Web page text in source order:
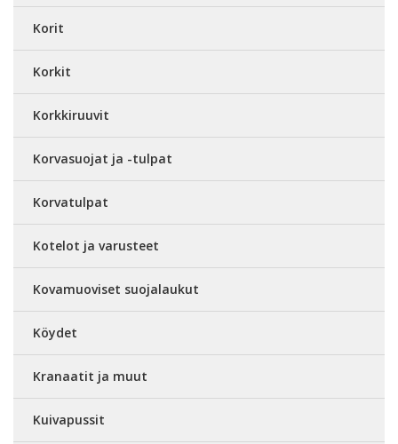
Korit
Korkit
Korkkiruuvit
Korvasuojat ja -tulpat
Korvatulpat
Kotelot ja varusteet
Kovamuoviset suojalaukut
Köydet
Kranaatit ja muut
Kuivapussit